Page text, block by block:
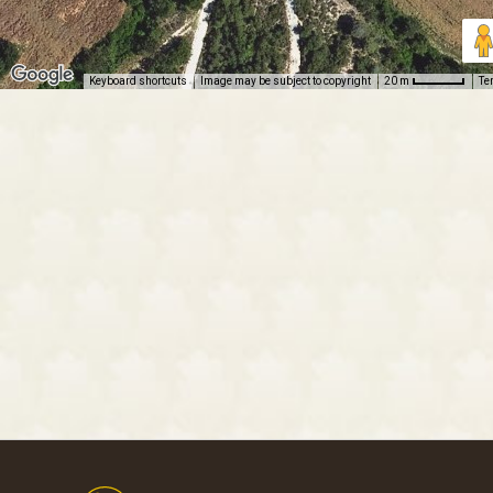
Keyboard shortcuts Image may be subject to copyright 20 m